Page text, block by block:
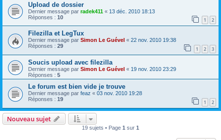
Upload de dossier
Dernier message par radek411 « 13 déc. 2010 18:13
Réponses : 10 1 2
Filezilla et LegTux
Dernier message par Simon Le Guével « 22 nov. 2010 19:38
Réponses : 29 1 2 3
Soucis upload avec filezilla
Dernier message par Simon Le Guével « 19 nov. 2010 23:29
Réponses : 5
Le forum est bien vide je trouve
Dernier message par feaz « 03 nov. 2010 19:28
Réponses : 19 1 2
Nouveau sujet
19 sujets • Page 1 sur 1